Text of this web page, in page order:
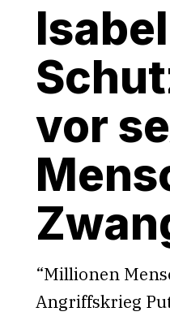
vor
“Millionen
Angriffskrieg